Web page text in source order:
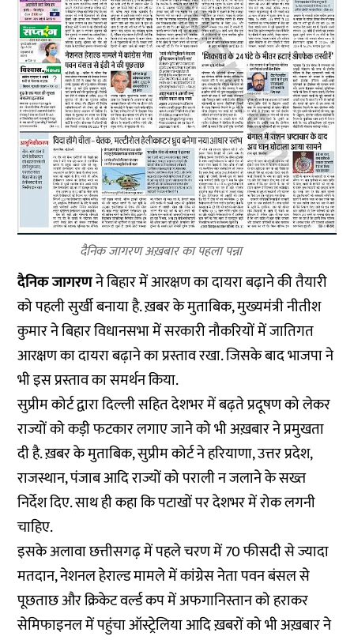
दैनिक जागरण अख़बार का पहला पन्ना
दैनिक जागरणने बिहार में आरक्षण का दायरा बढ़ाने की तैयारी
को पहली सुर्खी बनाया है. ख़बर के मुताबिक, मुख्यमंत्री नीतीश
कुमार ने बिहार विधानसभा में सरकारी नौकरियों में जातिगत
आरक्षण का दायरा बढ़ाने का प्रस्ताव रखा. जिसके बाद भाजपा ने
भी इस प्रस्ताव का समर्थन किया.
सुप्रीम कोर्ट द्वारा दिल्ली सहित देशभर में बढ़ते प्रदूषण को लेकर
राज्यों को कड़ी फटकार लगाए जाने को भी अख़बार ने प्रमुखता
दी है. ख़बर के मुताबिक, सुप्रीम कोर्ट ने हरियाणा, उत्तर प्रदेश,
राजस्थान, पंजाब आदि राज्यों को पराली न जलाने के सख्त
निर्देश दिए. साथ ही कहा कि पटाखों पर देशभर में रोक लगनी
चाहिए.
इसके अलावा छत्तीसगढ़ में पहले चरण में 70 फीसदी से ज्यादा
मतदान, नेशनल हेराल्ड मामले में कांग्रेस नेता पवन बंसल से
पूछताछ और क्रिकेट वर्ल्ड कप में अफगानिस्तान को हराकर
सेमिफाइनल में पहुंचा ऑस्ट्रेलिया आदि ख़बरों को भी अख़बार ने